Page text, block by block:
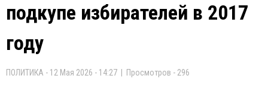
подкупе избирателей в 2017
году
ПОЛИТИКА - 12 Мая 2026 - 14:27 | Просмотров - 296